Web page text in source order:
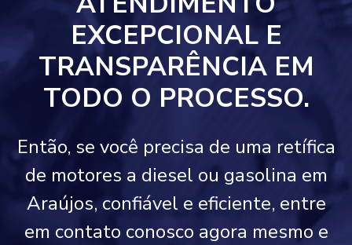
EXCEPCIONAL E
TRANSPARÊNCIA EM
TODO O PROCESSO.
Então, se você precisa de uma retífica
de motores a diesel ou gasolina em
Araújos, confiável e eficiente, entre
em contato conosco agora mesmo e